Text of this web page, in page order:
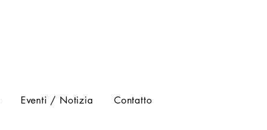
Eventi / Notizia Contatto